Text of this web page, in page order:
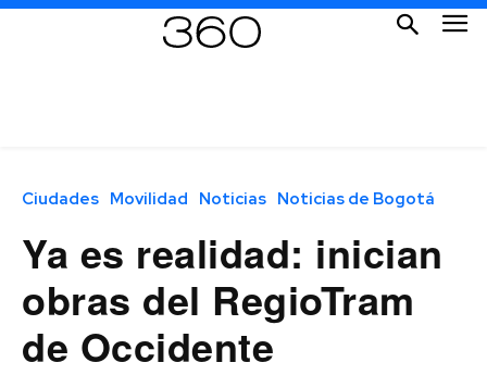
Ciudades Movilidad Noticias Noticias de Bogotá
Ya es realidad: inician
obras del RegioTram
de Occidente